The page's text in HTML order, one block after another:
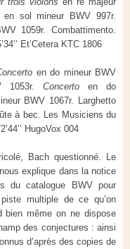
sol mineur BWV 997r.
1059r. Combattimento.
Et’Cetera KTC 1806
en do mineur BWV
1053r. Concerto en do
BWV 1067r. Larghetto
à bec. Les Musiciens du
HugoVox 004
Bach questionné. Le
explique dans la notice
du catalogue BWV pour
multiple de ce qu’on
bien même on ne dispose
des conjectures : ainsi
d’après des copies de